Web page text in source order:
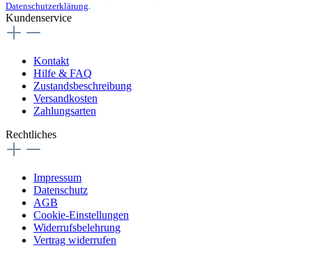
Datenschutzerklärung.
Kundenservice
Kontakt
Hilfe & FAQ
Zustandsbeschreibung
Versandkosten
Zahlungsarten
Rechtliches
Impressum
Datenschutz
AGB
Cookie-Einstellungen
Widerrufsbelehrung
Vertrag widerrufen